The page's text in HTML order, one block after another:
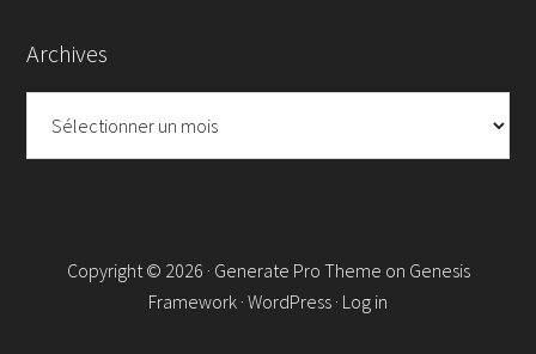
Archives
Copyright © 2026 · Generate Pro Theme on Genesis
Framework · WordPress · Log in